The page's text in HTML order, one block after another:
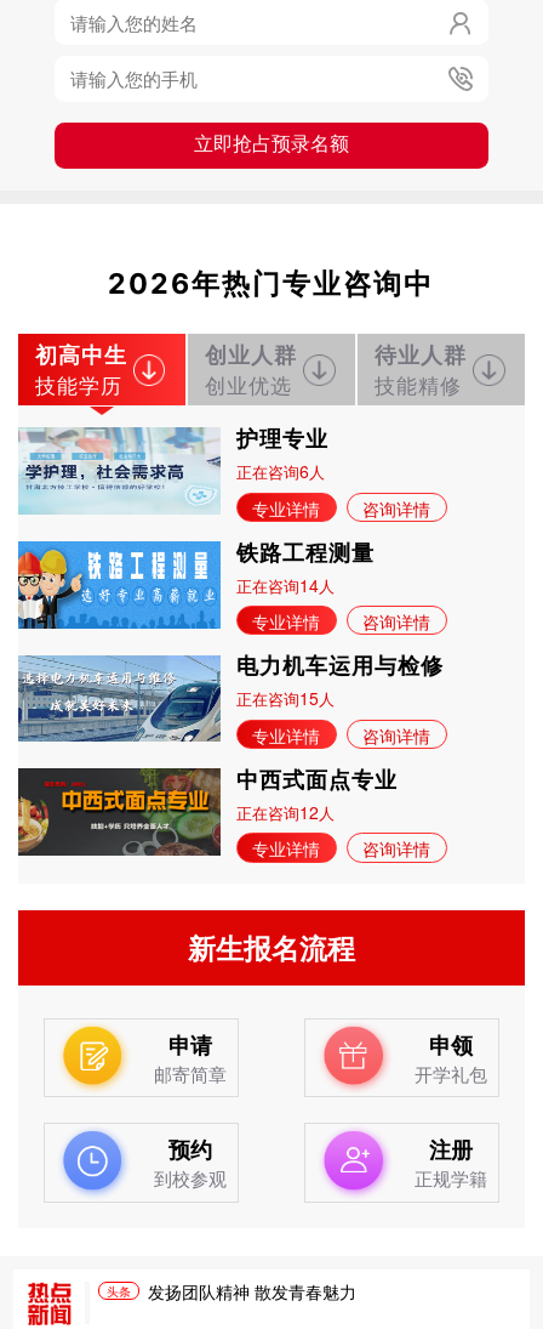
消防工程技术 50 立即预约
幼儿教育 50 立即预约


立即抢占预录名额
2026年热门专业咨询中
初高中生
技能学历
创业人群
创业优选
待业人群
技能精修
护理专业
正在咨询6人
专业详情 咨询详情
铁路工程测量
正在咨询14人
专业详情 咨询详情
电力机车运用与检修
正在咨询15人
专业详情 咨询详情
中西式面点专业
正在咨询12人
专业详情 咨询详情
新生报名流程
申请
邮寄简章
申领
开学礼包
预约
到校参观
注册
正规学籍
头条 发扬团队精神 散发青春魅力